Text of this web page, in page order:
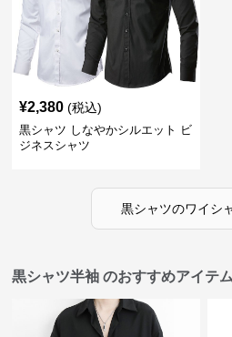
¥2,380 (税込)
黒シャツ しなやかシルエット ビ
ジネスシャツ
黒シャツのワイシ
黒シャツ半袖 のおすすめアイテム